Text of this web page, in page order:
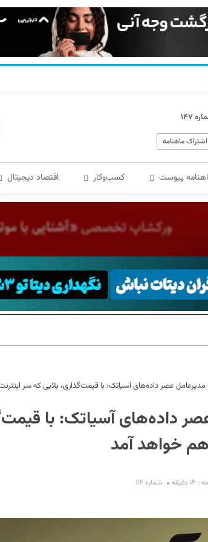
۱۴۷
اشتراک ماهنامه
پیوست کسب‌و‌کار اقتصاد دیجیتال
مدیرعامل عصر داده‌های آسیاتک: با قیمت‌گذاری، بلایی که سر
داده‌های آسیاتک: با
خواهد آمد
دقیقه شماره ۱۱۴